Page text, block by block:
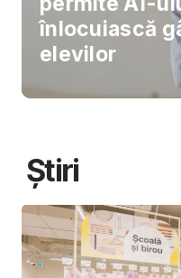
înlocuiască
elevilor
Știri